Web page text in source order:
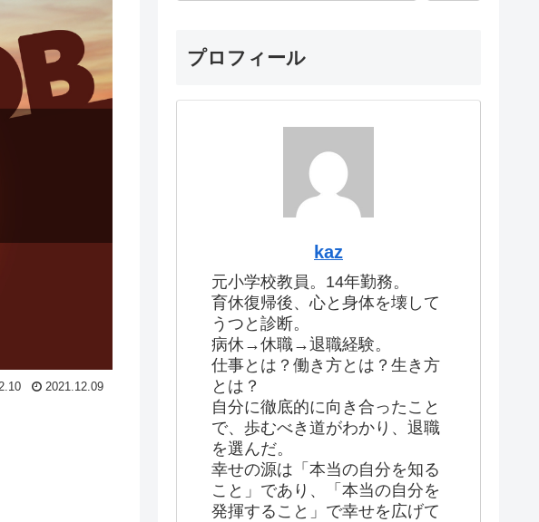
2021.12.09
プロフィール
kaz
元小学校教員。14年勤務。
育休復帰後、心と身体を壊して
うつと診断。
病休→休職→退職経験。
仕事とは？働き方とは？生き方
とは？
自分に徹底的に向き合ったこと
で、歩むべき道がわかり、退職
を選んだ。
幸せの源は「本当の自分を知る
こと」であり、「本当の自分を
発揮すること」で幸せを広げて